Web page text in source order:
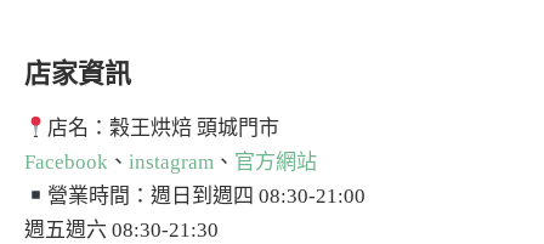
店家資訊
店名：穀王烘焙 頭城門市
Facebook 、 instagram 、 官方網站
營業時間：週日到週四 08:30-21:00
週五週六 08:30-21:30